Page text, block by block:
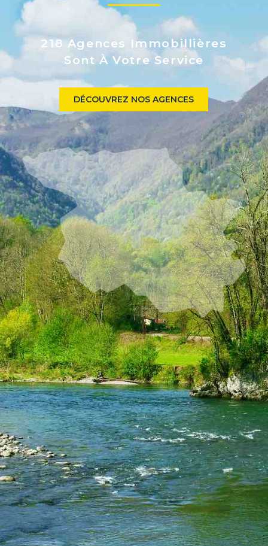
218 Agences Immobillières
Sont À Votre Service
DÉCOUVREZ NOS AGENCES